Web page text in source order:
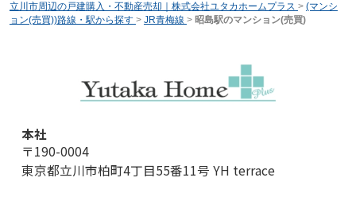
立川市周辺の戸建購入・不動産売却｜株式会社ユタカホームプラス > (マンシ
ョン(売買))路線・駅から探す > JR青梅線 > 昭島駅のマンション(売買)
本社
〒190-0004
東京都立川市柏町4丁目55番11号 YH terrace